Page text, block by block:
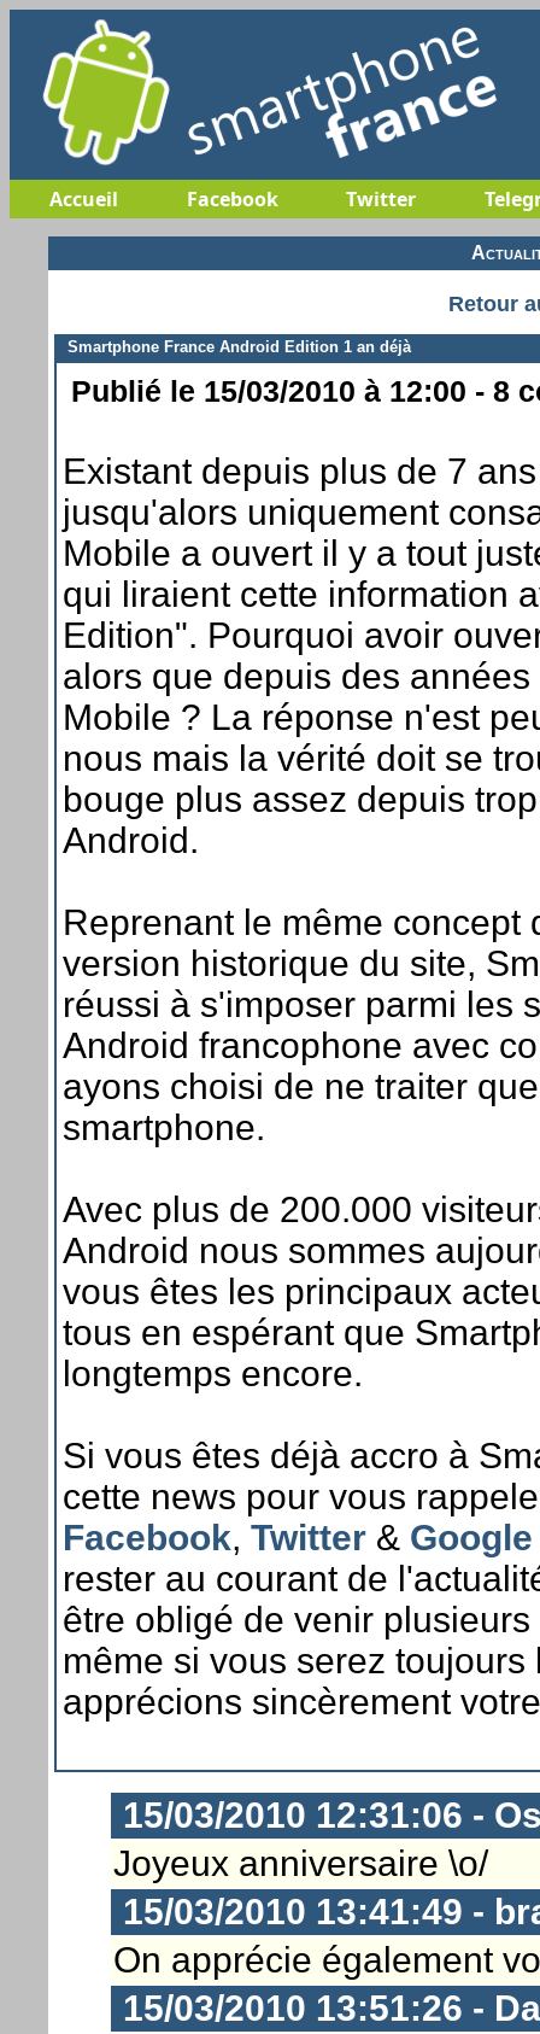
Accueil Facebook Twitter
Retour
Smartphone France Android Edition 1 an déjà
Publié le 15/03/2010 à 12:00 - 8
Existant depuis plus de 7
jusqu'alors uniquement
Mobile a ouvert il y a tout
qui liraient cette information
Edition". Pourquoi avoir
alors que depuis des
Mobile ? La réponse n'est
nous mais la vérité doit se
bouge plus assez depuis
Android.
Reprenant le même concept
version historique du site,
réussi à s'imposer parmi les
Android francophone avec
ayons choisi de ne traiter
smartphone.
Avec plus de 200.000
Android nous sommes
vous êtes les principaux
tous en espérant que
longtemps encore.
Si vous êtes déjà accro à
cette news pour vous
Facebook, Twitter &
rester au courant de
être obligé de venir
même si vous serez
apprécions sincèrement
15/03/2010 12:31:06 -
Joyeux anniversaire \o/
15/03/2010 13:41:49 -
On apprécie également
15/03/2010 13:51:26 -